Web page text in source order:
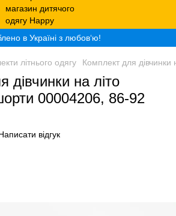
в Україні з любов‘ю!
літнього одягу Комплект для
дівчинки на літо
00004206, 86-92
відгук